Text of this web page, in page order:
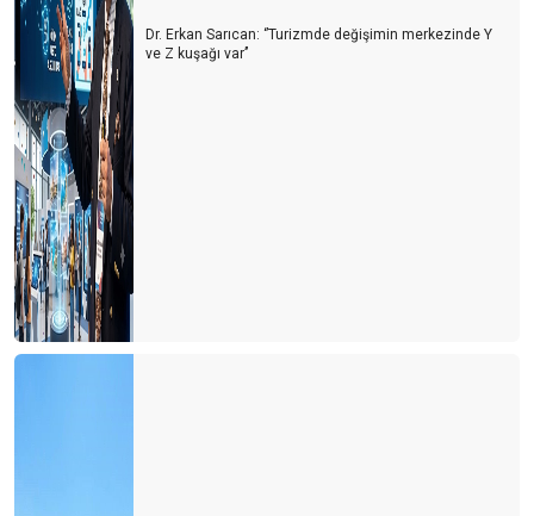
Dr. Erkan Sarıcan: ‘’Turizmde değişimin merkezinde Y
ve Z kuşağı var’’